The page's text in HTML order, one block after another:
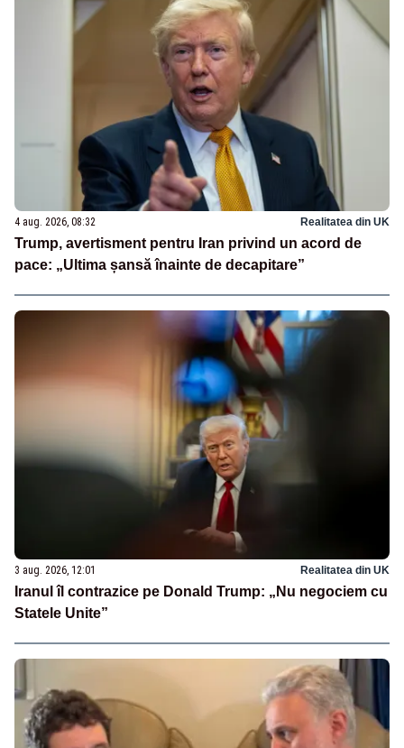
4 aug. 2026, 08:32 Realitatea din UK
Trump, avertisment pentru Iran privind un acord de
pace: „Ultima șansă înainte de decapitare”
3 aug. 2026, 12:01 Realitatea din UK
Iranul îl contrazice pe Donald Trump: „Nu negociem cu
Statele Unite”